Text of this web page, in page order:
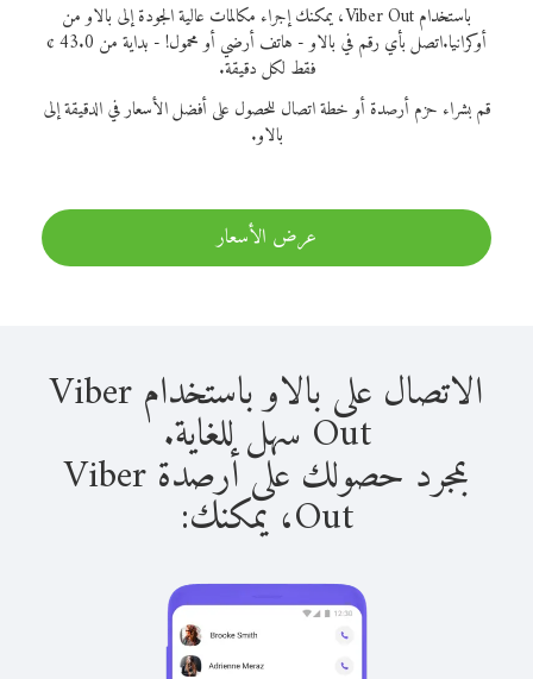
باستخدام Viber Out، يمكنك إجراء مكالمات عالية الجودة إلى بالاو من
أوكرانيا.
اتصل بأي رقم في بالاو - هاتف أرضي أو محمول! - بداية من 43.0 ¢
فقط لكل دقيقة.
قم بشراء حزم أرصدة أو خطة اتصال للحصول على أفضل الأسعار في الدقيقة إلى
بالاو.
عرض الأسعار
الاتصال على بالاو باستخدام Viber
Out سهل للغاية.
بمجرد حصولك على أرصدة Viber
Out، يمكنك: